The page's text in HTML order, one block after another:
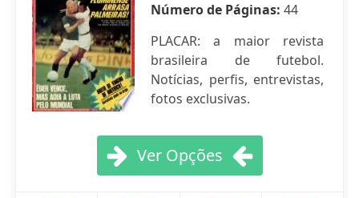
Número de Páginas: 44
PLACAR: a maior revista
brasileira de futebol.
Notícias, perfis, entrevistas,
fotos exclusivas.
Ver Opções